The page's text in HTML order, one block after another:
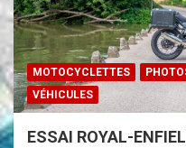
MOTOCYCLETTES
VÉHICULES
ESSAI ROYAL-